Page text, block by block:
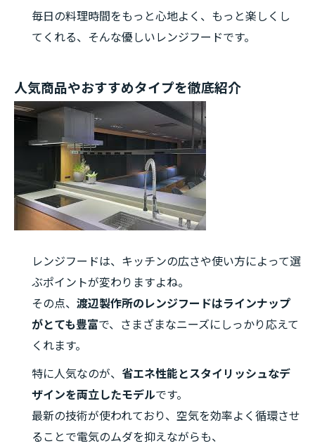
毎日の料理時間をもっと心地よく、もっと楽しくし
てくれる、そんな優しいレンジフードです。
人気商品やおすすめタイプを徹底紹介
レンジフードは、キッチンの広さや使い方によって選
ぶポイントが変わりますよね。
その点、 渡辺製作所のレンジフードはラインナップ
がとても豊富で、さまざまなニーズにしっかり応えて
くれます。
特に人気なのが、 省エネ性能とスタイリッシュなデ
ザインを両立したモデルです。
最新の技術が使われており、空気を効率よく循環させ
ることで電気のムダを抑えながらも、